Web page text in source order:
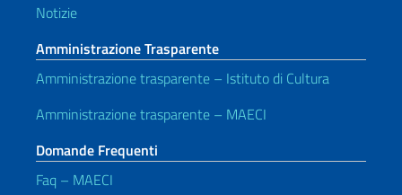
Notizie
Amministrazione Trasparente
Amministrazione trasparente – Istituto di Cultura
Amministrazione trasparente – MAECI
Domande Frequenti
Faq – MAECI